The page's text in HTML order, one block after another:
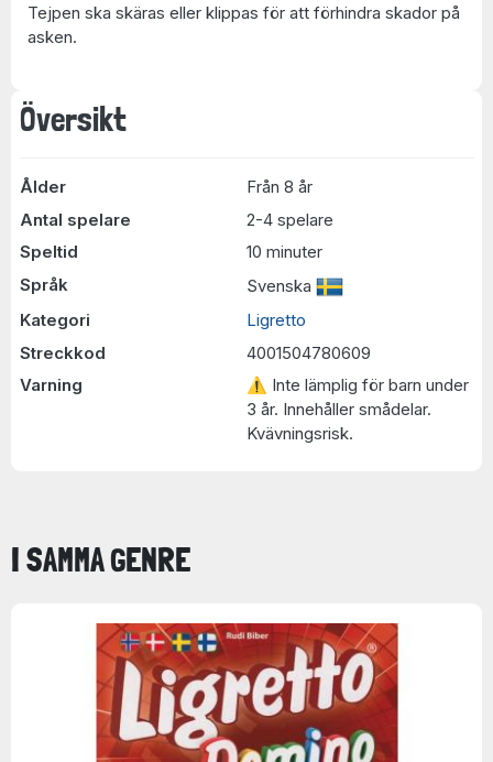
Översikt
Ålder
Från 8 år
Antal spelare
2-4 spelare
Speltid
10 minuter
Språk
Svenska
Kategori
Ligretto
Streckkod
4001504780609
Varning
⚠ Inte lämplig för barn under
3 år. Innehåller smådelar.
Kvävningsrisk.
Tejpen ska skäras eller klippas för att förhindra skador på
asken.
I SAMMA GENRE